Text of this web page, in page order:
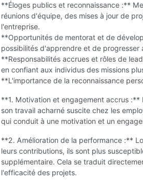
**Éloges publics et reconnaissance :**
réunions d'équipe, des mises à jour de
l'entreprise.
**Opportunités de mentorat et de
possibilités d'apprendre et de progresser
**Responsabilités accrues et rôles de
en confiant aux individus des missions
**L'importance de la reconnaissance
**1. Motivation et engagement accrus
son travail acharné suscite chez les
qui conduit à une motivation et un
**2. Amélioration de la performance :**
leurs contributions, ils sont plus
supplémentaire. Cela se traduit
l'efficacité des projets.